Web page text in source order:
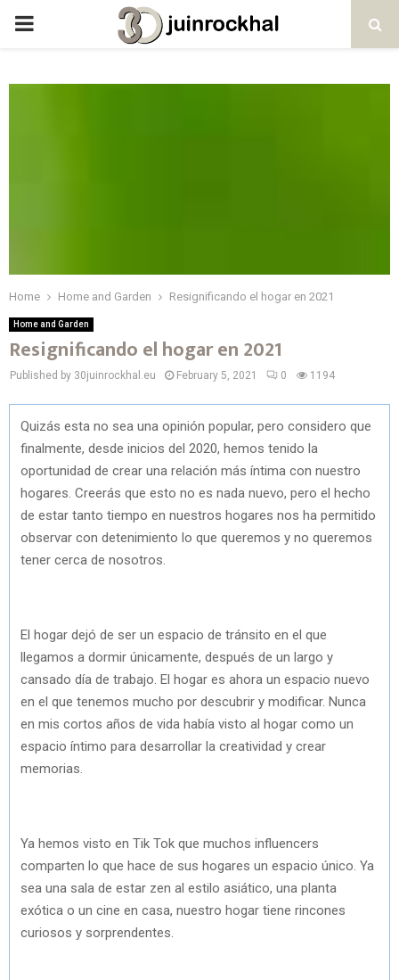
PRIMARY
Home Home and Garden Resignificando el hogar en 2021
Home and Garden
Resignificando el hogar en 2021
Published by 30juinrockhal.eu February 5, 2021 0 1194
Quizás esta no sea una opinión popular, pero considero que
finalmente, desde inicios del 2020, hemos tenido la
oportunidad de crear una relación más íntima con nuestro
hogares. Creerás que esto no es nada nuevo, pero el hecho
de estar tanto tiempo en nuestros hogares nos ha permitido
observar con detenimiento lo que queremos y no queremos
tener cerca de nosotros.
El hogar dejó de ser un espacio de tránsito en el que
llegamos a dormir únicamente, después de un largo y
cansado día de trabajo. El hogar es ahora un espacio nuevo
en el que tenemos mucho por descubrir y modificar. Nunca
en mis cortos años de vida había visto al hogar como un
espacio íntimo para desarrollar la creatividad y crear
memorias.
Ya hemos visto en Tik Tok que muchos influencers
comparten lo que hace de sus hogares un espacio único. Ya
sea una sala de estar zen al estilo asiático, una planta
exótica o un cine en casa, nuestro hogar tiene rincones
curiosos y sorprendentes.